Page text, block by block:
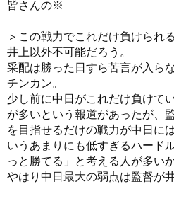
皆さんの※
＞この戦力でこれだけ負けられ
井上以外不可能だろう。
采配は勝った日すら苦言が入ら
チンカン。
少し前に中日がこれだけ負けて
が多いという報道があったが、
を目指せるだけの戦力が中日に
いうあまりにも低すぎるハード
っと勝てる」と考える人が多い
やはり中日最大の弱点は監督が